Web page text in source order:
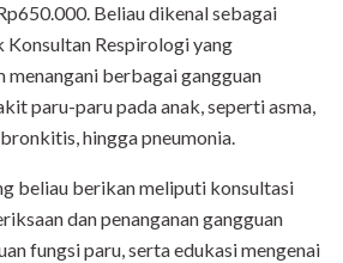
Beliau dikenal sebagai
Konsultan Respirologi yang
menangani berbagai gangguan
paru-paru pada anak, seperti asma,
hingga pneumonia.
beliau berikan meliputi konsultasi
dan penanganan gangguan
fungsi paru, serta edukasi mengenai